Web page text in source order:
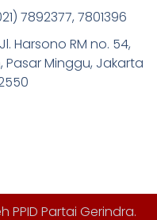
7892377, 7801396
Harsono RM no. 54,
Pasar Minggu, Jakarta
PPID Partai Gerindra.